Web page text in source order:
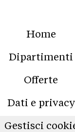
Home
Dipartimenti
Offerte
Dati e privacy
Gestisci